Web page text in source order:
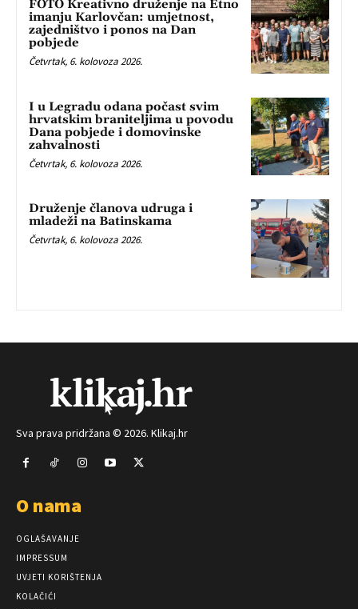
FOTO Kreativno druženje na Etno
imanju Karlovčan: umjetnost,
zajedništvo i ponos na Dan
pobjede
Četvrtak, 6. kolovoza 2026.
I u Legradu odana počast svim
hrvatskim braniteljima u povodu
Dana pobjede i domovinske
zahvalnosti
Četvrtak, 6. kolovoza 2026.
Druženje članova udruga i
mladeži na Batinskama
Četvrtak, 6. kolovoza 2026.
Sva prava pridržana © 2026. Klikaj.hr
O nama
OGLAŠAVANJE
IMPRESSUM
UVJETI KORIŠTENJA
KOLAČIĆI